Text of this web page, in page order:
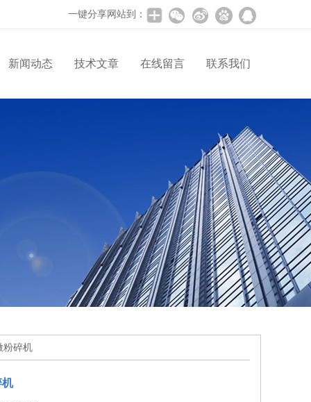
一键分享网站到：
新闻动态 技术文章 在线留言 联系我们
粉碎机
机